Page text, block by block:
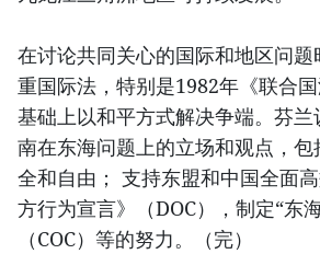
在讨论共同关心的国际和地区问
重国际法，特别是1982年《联合
基础上以和平方式解决争端。芬
南在东海问题上的立场和观点，
全和自由； 支持东盟和中国全面
方行为宣言》（DOC），制定“东
（COC）等的努力。（完）